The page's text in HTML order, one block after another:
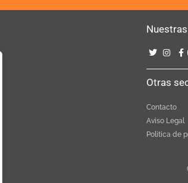
Otras
Contacto
Aviso Legal
Politica de